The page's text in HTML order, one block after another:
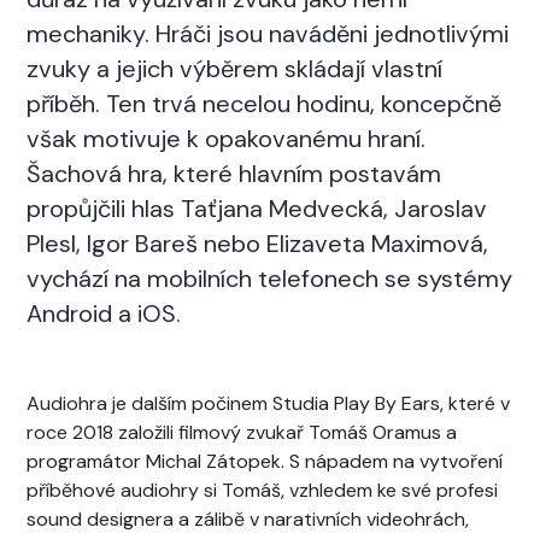
mechaniky. Hráči jsou naváděni jednotlivými
zvuky a jejich výběrem skládají vlastní
příběh. Ten trvá necelou hodinu, koncepčně
však motivuje k opakovanému hraní.
Šachová hra, které hlavním postavám
propůjčili hlas Taťjana Medvecká, Jaroslav
Plesl, Igor Bareš nebo Elizaveta Maximová,
vychází na mobilních telefonech se systémy
Android a iOS.
Audiohra je dalším počinem Studia Play By Ears, které v
roce 2018 založili filmový zvukař Tomáš Oramus a
programátor Michal Zátopek. S nápadem na vytvoření
příběhové audiohry si Tomáš, vzhledem ke své profesi
sound designera a zálibě v narativních videohrách,